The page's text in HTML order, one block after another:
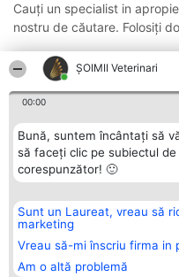
ȘOIMII Veterinari
00:00
Bună, suntem încântați să
să faceți clic pe subiectul
corespunzător! 🙂
Sunt un Laureat, vreau să
marketing
Vreau să-mi înscriu firma in
Am o altă problemă
Cauți un specialist in
nostru de căutare. Folosiți
Organizator Ranking
BRIGHT SOLUTIONS BR SRL
Aleea Timisul De Sus 2 Bl. A30
Sc. A Et. 4 Ap. 13 Cod 061952
București